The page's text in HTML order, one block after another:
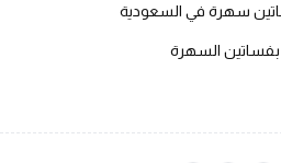
سهرة في السعودية
بفساتين السهرة